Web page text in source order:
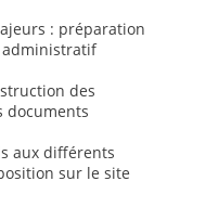
: préparation
administratif
des
documents
aux différents
sur le site